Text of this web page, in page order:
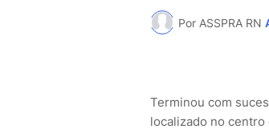
Por ASSPRA RN
Terminou com
localizado no centro